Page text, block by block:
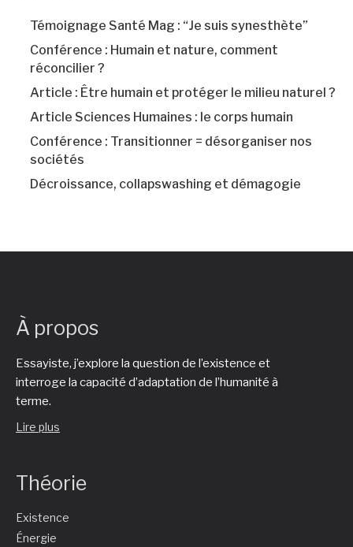
Témoignage Santé Mag : “Je suis synesthète”
Conférence : Humain et nature, comment
réconcilier ?
Article : Être humain et protéger le milieu naturel ?
Article Sciences Humaines : le corps humain
Conférence : Transitionner = désorganiser nos
sociétés
Décroissance, collapswashing et démagogie
À propos
Essayiste, j’explore la question de l’existence et
interroge la capacité d’adaptation de l’humanité à
terme.
Lire plus
Théorie
Existence
Énergie